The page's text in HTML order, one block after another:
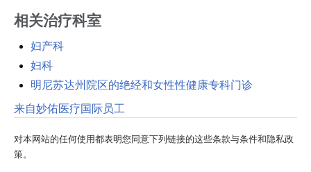
相关治疗科室
妇产科
妇科
明尼苏达州院区的绝经和女性性健康专科门诊
来自妙佑医疗国际员工
对本网站的任何使用都表明您同意下列链接的这些条款与条件和隐私政
策。